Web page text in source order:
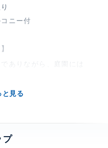
ニー付
ありながら、庭園には
ンドスケープ・デザイナ
はじめ、スポーツ用品
と見る
プ